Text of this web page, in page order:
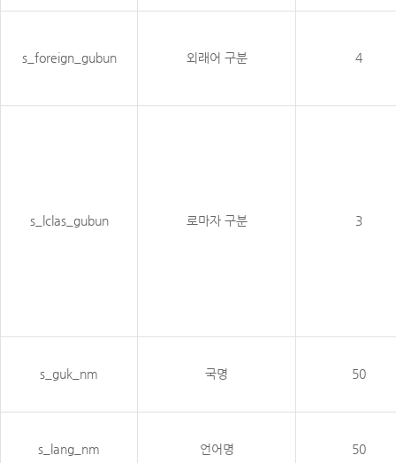
s_foreign_gubun 외래어 구분 4
s_lclas_gubun 로마자 구분 3
s_guk_nm 국명 50
s_lang_nm 언어명 50